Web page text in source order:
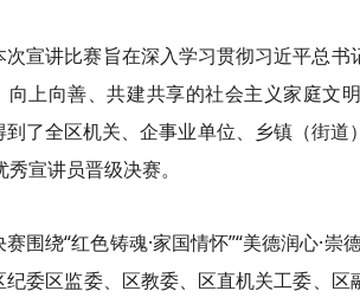
次宣讲比赛旨在深入学习贯彻习近平总
向上向善、共建共享的社会主义家庭文
到了全区机关、企事业单位、乡镇（街道
秀宣讲员晋级决赛。
赛围绕“红色铸魂·家国情怀”“美德润心·
纪委区监委、区教委、区直机关工委、